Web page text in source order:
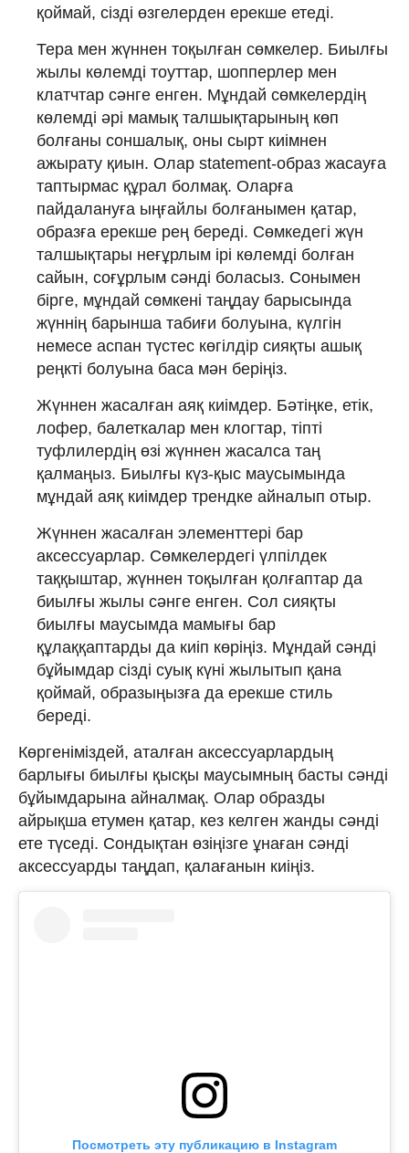
қоймай, сізді өзгелерден ерекше етеді.
Тера мен жүннен тоқылған сөмкелер. Биылғы
жылы көлемді тоуттар, шопперлер мен
клатчтар сәнге енген. Мұндай сөмкелердің
көлемді әрі мамық талшықтарының көп
болғаны соншалық, оны сырт киімнен
ажырату қиын. Олар statement-образ жасауға
таптырмас құрал болмақ. Оларға
пайдалануға ыңғайлы болғанымен қатар,
образға ерекше рең береді. Сөмкедегі жүн
талшықтары неғұрлым ірі көлемді болған
сайын, соғұрлым сәнді боласыз. Сонымен
бірге, мұндай сөмкені таңдау барысында
жүннің барынша табиғи болуына, күлгін
немесе аспан түстес көгілдір сияқты ашық
реңкті болуына баса мән беріңіз.
Жүннен жасалған аяқ киімдер. Бәтіңке, етік,
лофер, балеткалар мен клогтар, тіпті
туфлилердің өзі жүннен жасалса таң
қалмаңыз. Биылғы күз-қыс маусымында
мұндай аяқ киімдер трендке айналып отыр.
Жүннен жасалған элементтері бар
аксессуарлар. Сөмкелердегі үлпілдек
таққыштар, жүннен тоқылған қолғаптар да
биылғы жылы сәнге енген. Сол сияқты
биылғы маусымда мамығы бар
құлаққаптарды да киіп көріңіз. Мұндай сәнді
бұйымдар сізді суық күні жылытып қана
қоймай, образыңызға да ерекше стиль
береді.
Көргеніміздей, аталған аксессуарлардың
барлығы биылғы қысқы маусымның басты сәнді
бұйымдарына айналмақ. Олар образды
айрықша етумен қатар, кез келген жанды сәнді
ете түседі. Сондықтан өзіңізге ұнаған сәнді
аксессуарды таңдап, қалағанын киіңіз.
Посмотреть эту публикацию в Instagram